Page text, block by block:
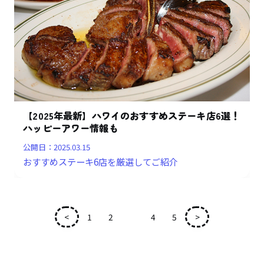
【2025年最新】ハワイのおすすめステーキ店6選！
ハッピーアワー情報も
公開日：2025.03.15
おすすめステーキ6店を厳選してご紹介
< 1 2 4 5 >